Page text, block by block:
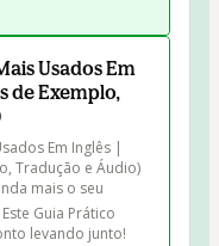
Usados Em
de Exemplo,
Em Inglês |
Tradução e Áudio)
mais o seu
Guia Prático
levando junto!